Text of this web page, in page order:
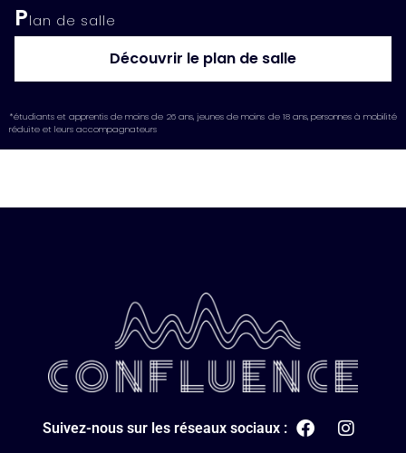
Plan de salle
Découvrir le plan de salle
*étudiants et apprentis de moins de 26 ans, jeunes de moins de 18 ans, personnes à mobilité
réduite et leurs accompagnateurs
Suivez-nous sur les réseaux sociaux :